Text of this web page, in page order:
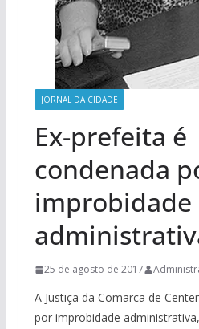
JORNAL DA CIDADE
Ex-prefeita é
condenada
improbidade
25 de agosto de 2017
A Justiça da Comarca de
por improbidade